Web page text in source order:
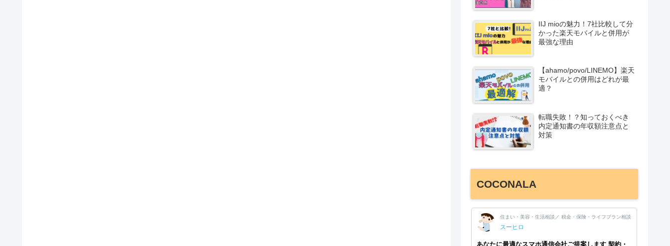
IIJ mioの魅力！7社比較して分
かった楽天モバイルと併用が
最強な理由
【ahamo/povo/LINEMO】楽天
モバイルとの併用はどれが最
適？
転職失敗！？知っておくべき
内定通知書の年収額注意点と
対策
COCONALA